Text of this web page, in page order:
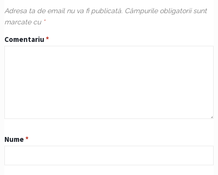
Adresa ta de email nu va fi publicată. Câmpurile obligatorii sunt
marcate cu *
Comentariu *
Nume*